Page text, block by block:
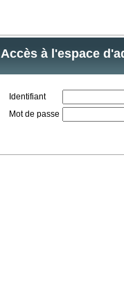
Accès à l'espace
Identifiant
Mot de passe